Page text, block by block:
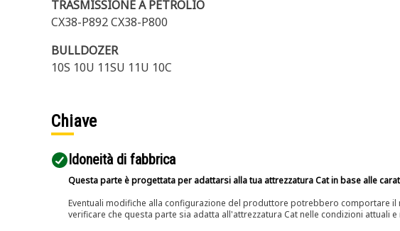
TRASMISSIONE A PETROLIO
CX38-P892 CX38-P800
BULLDOZER
10S 10U 11SU 11U 10C
Chiave
Idoneità di fabbrica
Questa parte è progettata per adattarsi alla tua attrezzatura Cat in base alle
Eventuali modifiche alla configurazione del produttore potrebbero comportare
verificare che questa parte sia adatta all'attrezzatura Cat nelle condizioni